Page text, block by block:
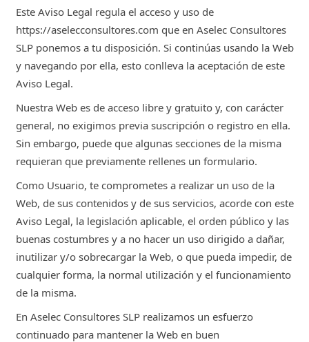
Este Aviso Legal regula el acceso y uso de
https://aselecconsultores.com que en Aselec Consultores
SLP ponemos a tu disposición. Si continúas usando la Web
y navegando por ella, esto conlleva la aceptación de este
Aviso Legal.
Nuestra Web es de acceso libre y gratuito y, con carácter
general, no exigimos previa suscripción o registro en ella.
Sin embargo, puede que algunas secciones de la misma
requieran que previamente rellenes un formulario.
Como Usuario, te comprometes a realizar un uso de la
Web, de sus contenidos y de sus servicios, acorde con este
Aviso Legal, la legislación aplicable, el orden público y las
buenas costumbres y a no hacer un uso dirigido a dañar,
inutilizar y/o sobrecargar la Web, o que pueda impedir, de
cualquier forma, la normal utilización y el funcionamiento
de la misma.
En Aselec Consultores SLP realizamos un esfuerzo
continuado para mantener la Web en buen